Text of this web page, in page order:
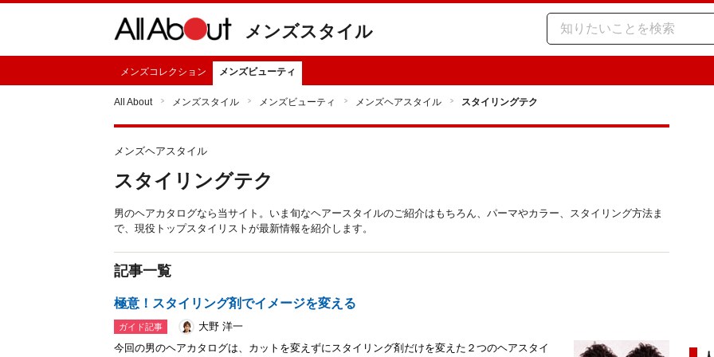
メンズスタイル
メンズコレクション メンズビューティ
All About メンズスタイル メンズビューティ メンズヘアスタイル スタイリングテク
メンズヘアスタイル
スタイリングテク
男のヘアカタログなら当サイト。いま旬なヘアースタイルのご紹介はもちろん、パーマやカラー、スタイリング方法ま
で、現役トップスタイリストが最新情報を紹介します。
記事一覧
極意！スタイリング剤でイメージを変える
ガイド記事
大野 洋一
今回の男のヘアカタログは、カットを変えずにスタイリング剤だけを変えた２つのヘアスタイ